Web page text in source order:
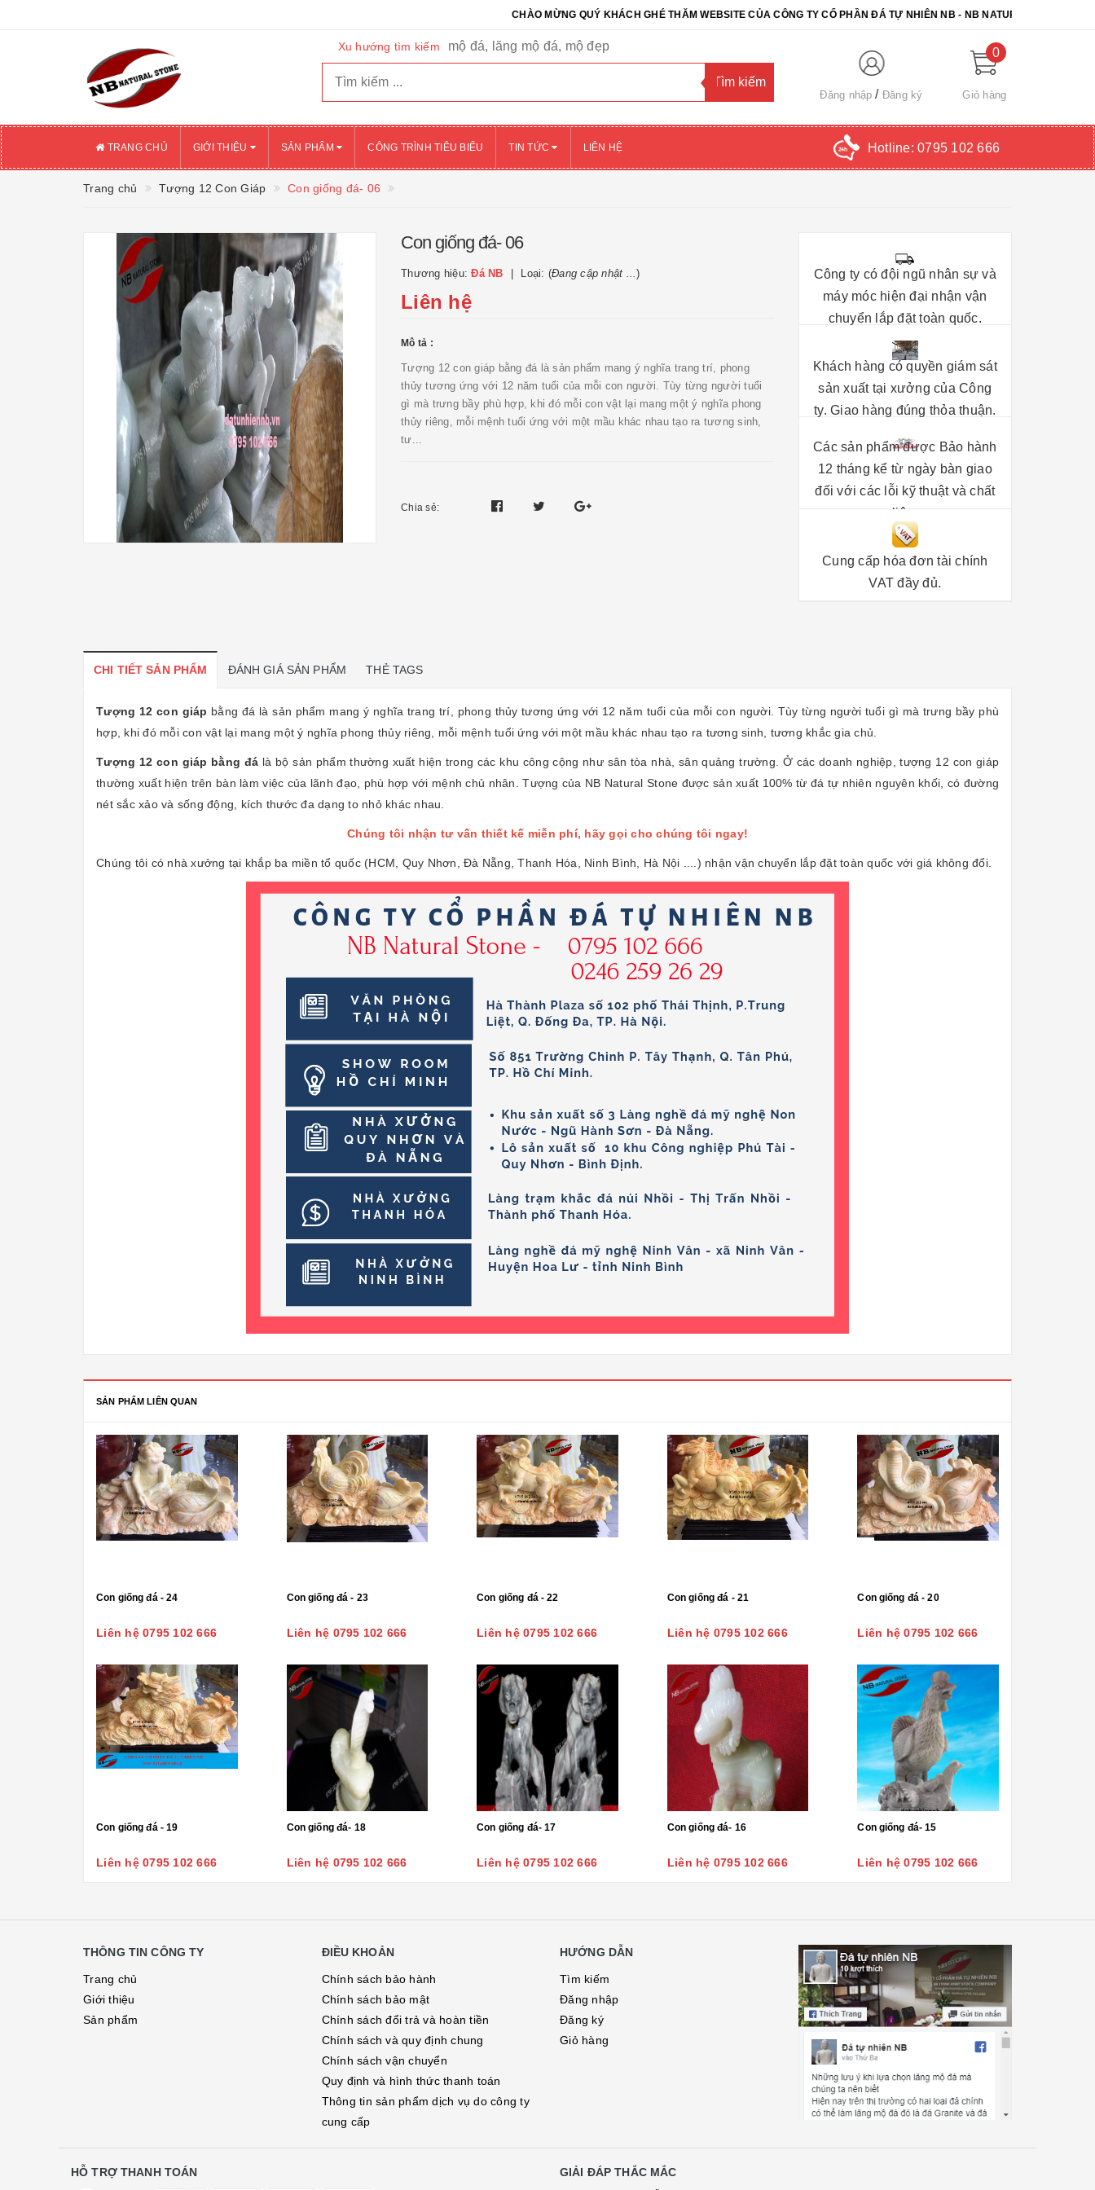
CHÀO MỪNG QUÝ KHÁCH GHÉ THĂM WEBSITE CỦA CÔNG TY CỔ PHẦN ĐÁ TỰ NHIÊN NB - NB NATURAL STONE. CHÚC
Xu hướng tìm kiếm mộ đá, lăng mộ đá, mộ đẹp
Đăng nhập Đăng ký
0
Giỏ hàng
TRANG CHỦ GIỚI THIỆU SẢN PHẨM CÔNG TRÌNH TIÊU BIỂU TIN TỨC LIÊN HỆ Hotline: 0795 102 666
Trang chủ Tượng 12 Con Giáp Con giống đá- 06
Con giống đá- 06
Thương hiệu:Đá NB Loại: (Đang cập nhật ...)
Liên hệ
Mô tả :
Tượng 12 con giáp bằng đá là sản phẩm mang ý nghĩa trang trí, phong
thủy tương ứng với 12 năm tuổi của mỗi con người. Tùy từng người tuổi
gì mà trưng bầy phù hợp, khi đó mỗi con vật lại mang một ý nghĩa phong
thủy riêng, mỗi mệnh tuổi ứng với một mầu khác nhau tạo ra tương sinh,
tư...
Chia sẻ:
Công ty có đội ngũ nhân sự và
máy móc hiện đại nhận vận
chuyển lắp đặt toàn quốc.
Khách hàng có quyền giám sát
sản xuất tại xưởng của Công
ty. Giao hàng đúng thỏa thuận.
Các sản phẩm được Bảo hành
12 tháng kể từ ngày bàn giao
đối với các lỗi kỹ thuật và chất
liệu.
Cung cấp hóa đơn tài chính
VAT đầy đủ.
CHI TIẾT SẢN PHẨM ĐÁNH GIÁ SẢN PHẨM THẺ TAGS
Tượng 12 con giáp bằng đá là sản phẩm mang ý nghĩa trang trí, phong thủy tương ứng với 12 năm tuổi của mỗi con người. Tùy từng người tuổi gì mà trưng bầy phù
hợp, khi đó mỗi con vật lại mang một ý nghĩa phong thủy riêng, mỗi mệnh tuổi ứng với một mầu khác nhau tạo ra tương sinh, tương khắc gia chủ.
Tượng 12 con giáp bằng đá là bộ sản phẩm thường xuất hiện trong các khu công cộng như sân tòa nhà, sân quảng trường. Ở các doanh nghiệp, tượng 12 con giáp
thường xuất hiện trên bàn làm việc của lãnh đạo, phù hợp với mệnh chủ nhân. Tượng của NB Natural Stone được sản xuất 100% từ đá tự nhiên nguyên khối, có đường
nét sắc xảo và sống động, kích thước đa dạng to nhỏ khác nhau.
Chúng tôi nhận tư vấn thiết kế miễn phí, hãy gọi cho chúng tôi ngay!
Chúng tôi có nhà xưởng tại khắp ba miền tổ quốc (HCM, Quy Nhơn, Đà Nẵng, Thanh Hóa, Ninh Bình, Hà Nội ....) nhận vận chuyển lắp đặt toàn quốc với giá không đổi.
SẢN PHẨM LIÊN QUAN
Con giống đá - 24
Liên hệ 0795 102 666
Con giống đá - 23
Liên hệ 0795 102 666
Con giống đá - 22
Liên hệ 0795 102 666
Con giống đá - 21
Liên hệ 0795 102 666
Con giống đá - 20
Liên hệ 0795 102 666
Con giống đá - 19
Liên hệ 0795 102 666
Con giống đá- 18
Liên hệ 0795 102 666
Con giống đá- 17
Liên hệ 0795 102 666
Con giống đá- 16
Liên hệ 0795 102 666
Con giống đá- 15
Liên hệ 0795 102 666
THÔNG TIN CÔNG TY
Trang chủ
Giới thiệu
Sản phẩm
ĐIỀU KHOẢN
Chính sách bảo hành
Chính sách bảo mật
Chính sách đổi trả và hoàn tiền
Chính sách và quy định chung
Chính sách vận chuyển
Quy định và hình thức thanh toán
Thông tin sản phẩm dịch vụ do công ty
cung cấp
HƯỚNG DẪN
Tìm kiếm
Đăng nhập
Đăng ký
Giỏ hàng
HỖ TRỢ THANH TOÁN
GIẢI ĐÁP THẮC MẮC